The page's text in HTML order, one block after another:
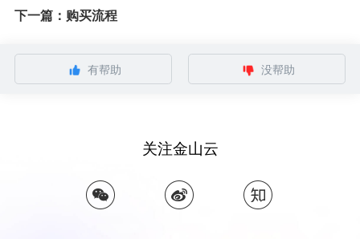
下一篇：购买流程
有帮助 没帮助
关注金山云